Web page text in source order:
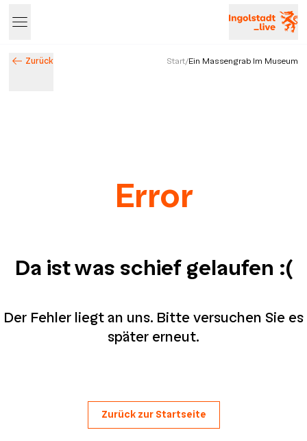
Zurück Start/Ein Massengrab Im Museum
Error
Da ist was schief gelaufen :(
Der Fehler liegt an uns. Bitte versuchen Sie es
später erneut.
Zurück zur Startseite